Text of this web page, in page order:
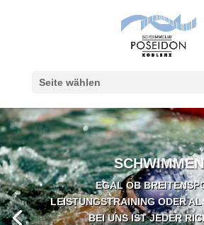
Seite wählen
SCHWIMMEN
EGAL OB
LEISTUNGSTRAINING ODER
BEI UNS IST JEDER